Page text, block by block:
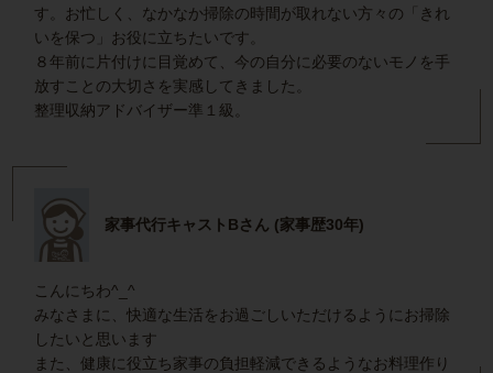
す。お忙しく、なかなか掃除の時間が取れない方々の「きれ
いを保つ」お役に立ちたいです。
８年前に片付けに目覚めて、今の自分に必要のないモノを手
放すことの大切さを実感してきました。
整理収納アドバイザー準１級。
家事代行キャストBさん (家事歴30年)
こんにちわ^_^
みなさまに、快適な生活をお過ごしいただけるようにお掃除
したいと思います
また、健康に役立ち家事の負担軽減できるようなお料理作り